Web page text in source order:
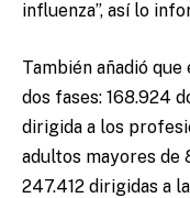
influenza”, así lo
También añadió
dos fases: 168.924
dirigida a los
adultos mayores de
247.412 dirigidas a